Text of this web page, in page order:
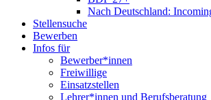
Nach Deutschland:
Stellensuche
Bewerben
Infos für
Bewerber*innen
Freiwillige
Einsatzstellen
Lehrer*innen und Berufsberatung